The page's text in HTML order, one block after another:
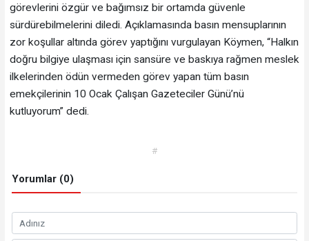
görevlerini özgür ve bağımsız bir ortamda güvenle
sürdürebilmelerini diledi. Açıklamasında basın mensuplarının
zor koşullar altında görev yaptığını vurgulayan Köymen, “Halkın
doğru bilgiye ulaşması için sansüre ve baskıya rağmen meslek
ilkelerinden ödün vermeden görev yapan tüm basın
emekçilerinin 10 Ocak Çalışan Gazeteciler Günü’nü
kutluyorum” dedi.
#
Yorumlar (0)